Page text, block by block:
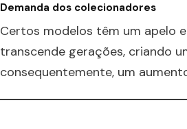
Demanda dos colecionadores
Certos modelos têm um apelo
transcende gerações, criando
consequentemente, um